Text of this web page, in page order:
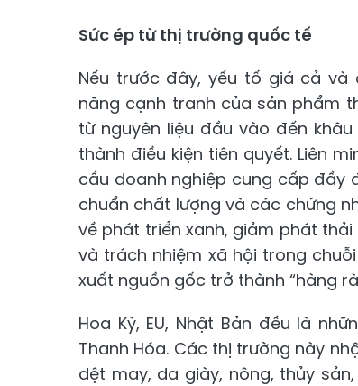
Sức ép từ thị trường quốc tế
Nếu trước đây, yếu tố giá cả và
năng cạnh tranh của sản phẩm
từ nguyên liệu đầu vào đến
thành điều kiện tiên quyết. Liên
cầu doanh nghiệp cung cấp đầy
chuẩn chất lượng và các chứng
về phát triển xanh, giảm phát
và trách nhiệm xã hội trong
xuất nguồn gốc trở thành “hàng
Hoa Kỳ, EU, Nhật Bản đều là
Thanh Hóa. Các thị trường này
dệt may, da giày, nông, thủy